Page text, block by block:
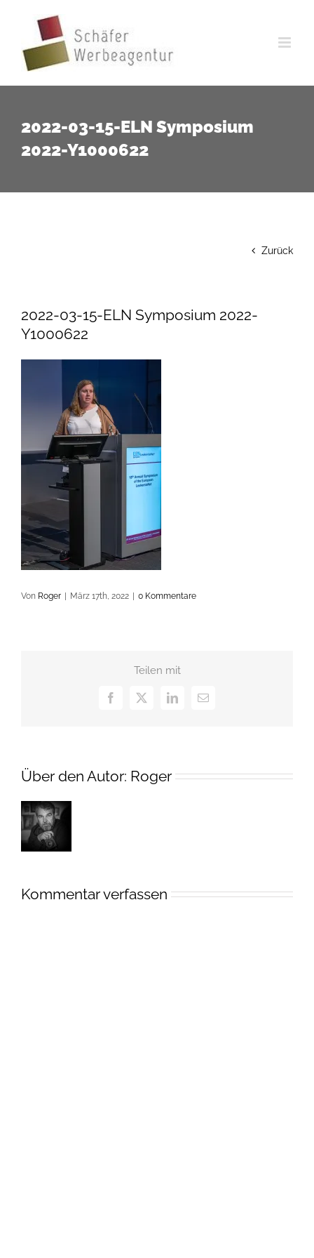
springen
2022-03-15-ELN Symposium
2022-Y1000622
Zurück
2022-03-15-ELN Symposium 2022-
Y1000622
Von Roger März 17th, 2022 0 Kommentare
Teilen mit
Facebook
X LinkedIn
E-
Über den Autor: Roger
Kommentar verfassen